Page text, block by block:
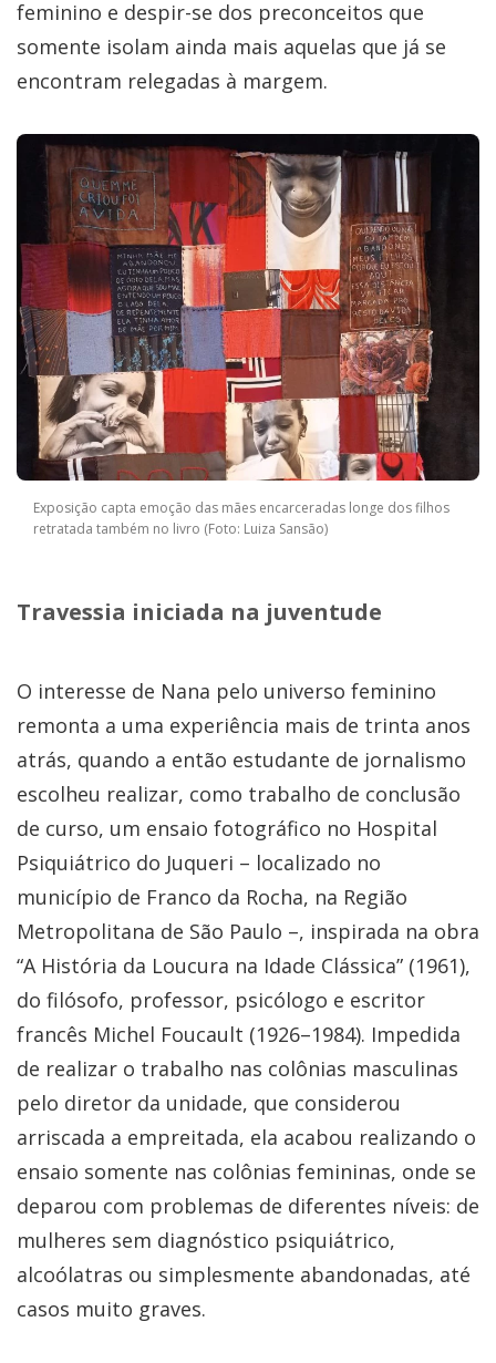
feminino e despir-se dos preconceitos que
somente isolam ainda mais aquelas que já se
encontram relegadas à margem.
Exposição capta emoção das mães encarceradas longe dos filhos
retratada também no livro (Foto: Luiza Sansão)
Travessia iniciada na juventude
O interesse de Nana pelo universo feminino
remonta a uma experiência mais de trinta anos
atrás, quando a então estudante de jornalismo
escolheu realizar, como trabalho de conclusão
de curso, um ensaio fotográfico no Hospital
Psiquiátrico do Juqueri – localizado no
município de Franco da Rocha, na Região
Metropolitana de São Paulo –, inspirada na obra
“A História da Loucura na Idade Clássica” (1961),
do filósofo, professor, psicólogo e escritor
francês Michel Foucault (1926–1984). Impedida
de realizar o trabalho nas colônias masculinas
pelo diretor da unidade, que considerou
arriscada a empreitada, ela acabou realizando o
ensaio somente nas colônias femininas, onde se
deparou com problemas de diferentes níveis: de
mulheres sem diagnóstico psiquiátrico,
alcoólatras ou simplesmente abandonadas, até
casos muito graves.